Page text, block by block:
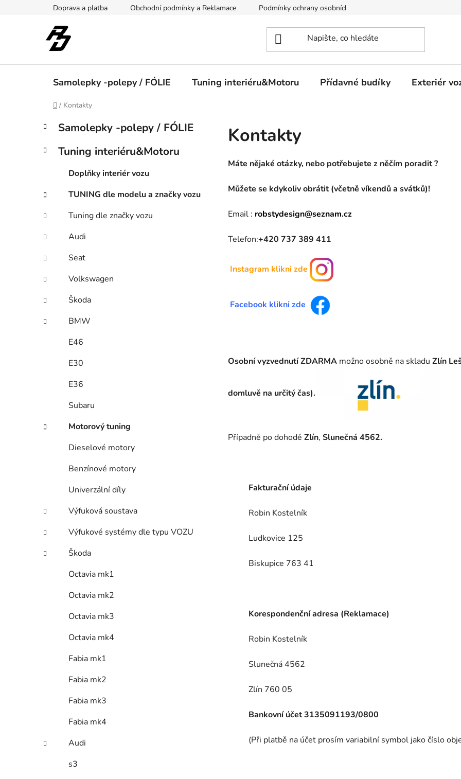
Doprava a platba Obchodní podmínky a Reklamace Podmínky ochrany osobních údajů
Samolepky -polepy / FÓLIE Tuning interiéru&Motoru Přídavné budíky Exteriér
Domů
/ Kontakty
P
s
a
n
n
p
a
e
l
Přeskočit
kategorie
K
a
e
i
e
Samolepky -polepy / FÓLIE
Tuning interiéru&Motoru
Doplňky interiér vozu
TUNING dle modelu a značky vozu
Tuning dle značky vozu
Audi
Seat
Volkswagen
Škoda
BMW
E46
E30
E36
Subaru
Motorový tuning
Dieselové motory
Benzínové motory
Univerzální díly
Výfuková soustava
Výfukové systémy dle typu VOZU
Škoda
Octavia mk1
Octavia mk2
Octavia mk3
Octavia mk4
Fabia mk1
Fabia mk2
Fabia mk3
Fabia mk4
Audi
s3
Kontakty
Máte nějaké otázky, nebo potřebujete z něčím poradit ?
Můžete se kdykoliv obrátit (včetně víkendů a svátků)!
Email : robstydesign@seznam.cz
Telefon:+420 737 389 411
Instagram klikni zde
Facebook klikni zde
Osobní vyzvednutí ZDARMA možno osobně na skladu Zlín
domluvě na určitý čas).
Případně po dohodě Zlín, Slunečná 4562.
Fakturační údaje
Robin Kostelník
Ludkovice 125
Biskupice 763 41
Korespondenční adresa (Reklamace)
Robin Kostelník
Slunečná 4562
Zlín 760 05
Bankovní účet 3135091193/0800
(Při platbě na účet prosím variabilní symbol jako číslo